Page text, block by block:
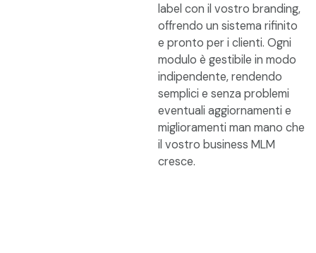
label con il vostro branding,
offrendo un sistema rifinito
e pronto per i clienti. Ogni
modulo è gestibile in modo
indipendente, rendendo
semplici e senza problemi
eventuali aggiornamenti e
miglioramenti man mano che
il vostro business MLM
cresce.